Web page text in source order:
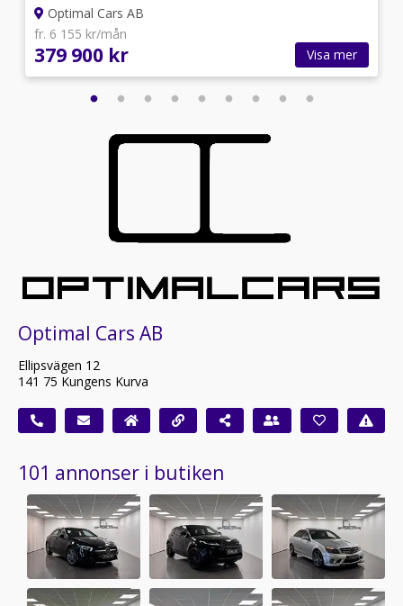
Optimal Cars AB
fr. 6 155 kr/mån
379 900 kr Visa mer
Optimal Cars AB
Ellipsvägen 12
141 75 Kungens Kurva
101 annonser i butiken